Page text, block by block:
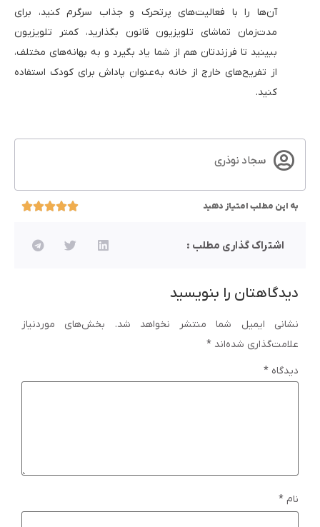
آن‌ها را با فعالیت‌های پرتحرک و جذاب سرگرم کنید، برای
مدت‌زمان تماشای تلویزیون قانون بگذارید، کمتر تلویزیون
ببینید تا فرزندتان هم از شما یاد بگیرد و به بهانه‌های مختلف،
از تفریح‌های خارج از خانه به‌عنوان پاداش برای کودک استفاده
کنید.
سجاد نوذری
به این مطلب امتیاز دهید
اشتراک گذاری مطلب :
دیدگاهتان را بنویسید
نشانی ایمیل شما منتشر نخواهد شد.
بخش‌های موردنیاز
علامت‌گذاری شده‌اند *
دیدگاه *
نام *